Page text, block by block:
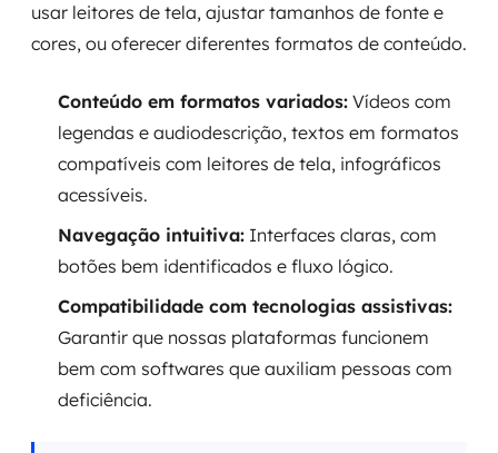
usar leitores de tela, ajustar tamanhos de fonte e
cores, ou oferecer diferentes formatos de conteúdo.
Conteúdo em formatos variados: Vídeos com
legendas e audiodescrição, textos em formatos
compatíveis com leitores de tela, infográficos
acessíveis.
Navegação intuitiva: Interfaces claras, com
botões bem identificados e fluxo lógico.
Compatibilidade com tecnologias assistivas:
Garantir que nossas plataformas funcionem
bem com softwares que auxiliam pessoas com
deficiência.